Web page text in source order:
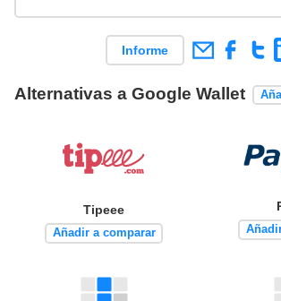
Informe
Alternativas a Google Wallet
Tipeee
Añadir a comparar